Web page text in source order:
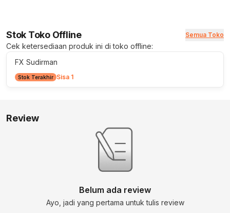
Stok Toko Offline Semua Toko
Cek ketersediaan produk ini di toko offline:
FX Sudirman
Stok Terakhir Sisa 1
Review
Belum ada review
Ayo, jadi yang pertama untuk tulis review